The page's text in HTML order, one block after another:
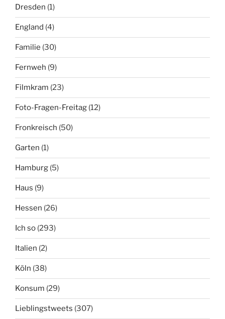
Dresden (1)
England (4)
Familie (30)
Fernweh (9)
Filmkram (23)
Foto-Fragen-Freitag (12)
Fronkreisch (50)
Garten (1)
Hamburg (5)
Haus (9)
Hessen (26)
Ich so (293)
Italien (2)
Köln (38)
Konsum (29)
Lieblingstweets (307)